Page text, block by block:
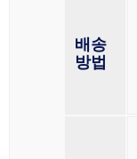
배송
방법